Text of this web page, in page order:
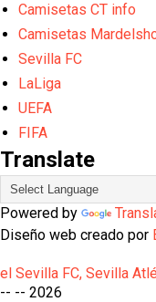
Camisetas CT info
Camisetas
Sevilla FC
LaLiga
UEFA
FIFA
Translate
Powered by
Diseño web creado por
el Sevilla FC, Sevilla
-- -- 2026